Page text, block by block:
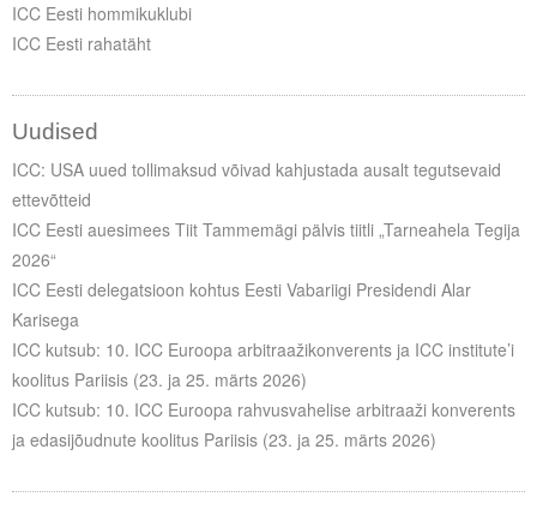
ICC Eesti hommikuklubi
ICC Eesti rahatäht
Uudised
ICC: USA uued tollimaksud võivad kahjustada ausalt tegutsevaid
ettevõtteid
ICC Eesti auesimees Tiit Tammemägi pälvis tiitli „Tarneahela Tegija
2026“
ICC Eesti delegatsioon kohtus Eesti Vabariigi Presidendi Alar
Karisega
ICC kutsub: 10. ICC Euroopa arbitraažikonverents ja ICC institute’i
koolitus Pariisis (23. ja 25. märts 2026)
ICC kutsub: 10. ICC Euroopa rahvusvahelise arbitraaži konverents
ja edasijõudnute koolitus Pariisis (23. ja 25. märts 2026)